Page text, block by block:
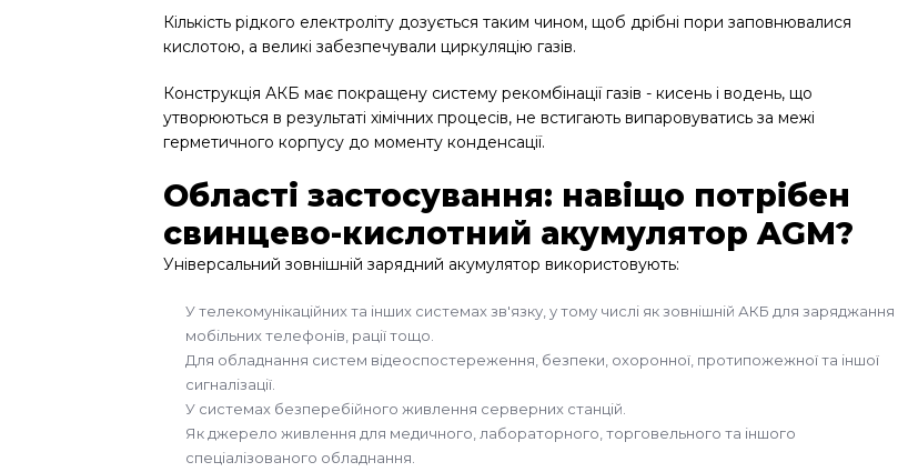
Кількість рідкого електроліту дозується таким чином, щоб дрібні пори заповнювалися
кислотою, а великі забезпечували циркуляцію газів.
Конструкція АКБ має покращену систему рекомбінації газів - кисень і водень, що
утворюються в результаті хімічних процесів, не встигають випаровуватись за межі
герметичного корпусу до моменту конденсації.
Області застосування: навіщо потрібен
свинцево-кислотний акумулятор AGM?
Універсальний зовнішній зарядний акумулятор використовують:
У телекомунікаційних та інших системах зв'язку, у тому числі як зовнішній АКБ для заряджання
мобільних телефонів, рації тощо.
Для обладнання систем відеоспостереження, безпеки, охоронної, протипожежної та іншої
сигналізації.
У системах безперебійного живлення серверних станцій.
Як джерело живлення для медичного, лабораторного, торговельного та іншого
спеціалізованого обладнання.